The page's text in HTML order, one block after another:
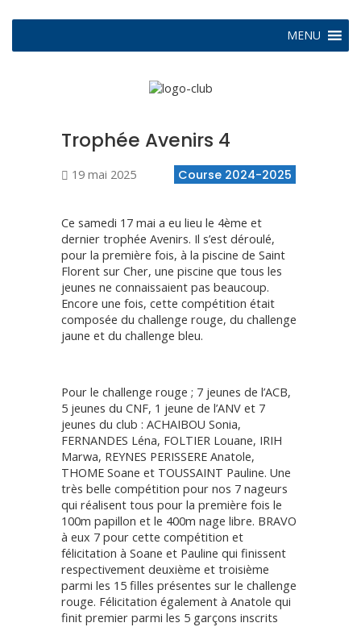
MENU
Trophée Avenirs 4
19 mai 2025 Course 2024-2025
Ce samedi 17 mai a eu lieu le 4ème et
dernier trophée Avenirs. Il s’est déroulé,
pour la première fois, à la piscine de Saint
Florent sur Cher, une piscine que tous les
jeunes ne connaissaient pas beaucoup.
Encore une fois, cette compétition était
composée du challenge rouge, du challenge
jaune et du challenge bleu.
Pour le challenge rouge ; 7 jeunes de l’ACB,
5 jeunes du CNF, 1 jeune de l’ANV et 7
jeunes du club : ACHAIBOU Sonia,
FERNANDES Léna, FOLTIER Louane, IRIH
Marwa, REYNES PERISSERE Anatole,
THOME Soane et TOUSSAINT Pauline. Une
très belle compétition pour nos 7 nageurs
qui réalisent tous pour la première fois le
100m papillon et le 400m nage libre. BRAVO
à eux 7 pour cette compétition et
félicitation à Soane et Pauline qui finissent
respectivement deuxième et troisième
parmi les 15 filles présentes sur le challenge
rouge. Félicitation également à Anatole qui
finit premier parmi les 5 garçons inscrits